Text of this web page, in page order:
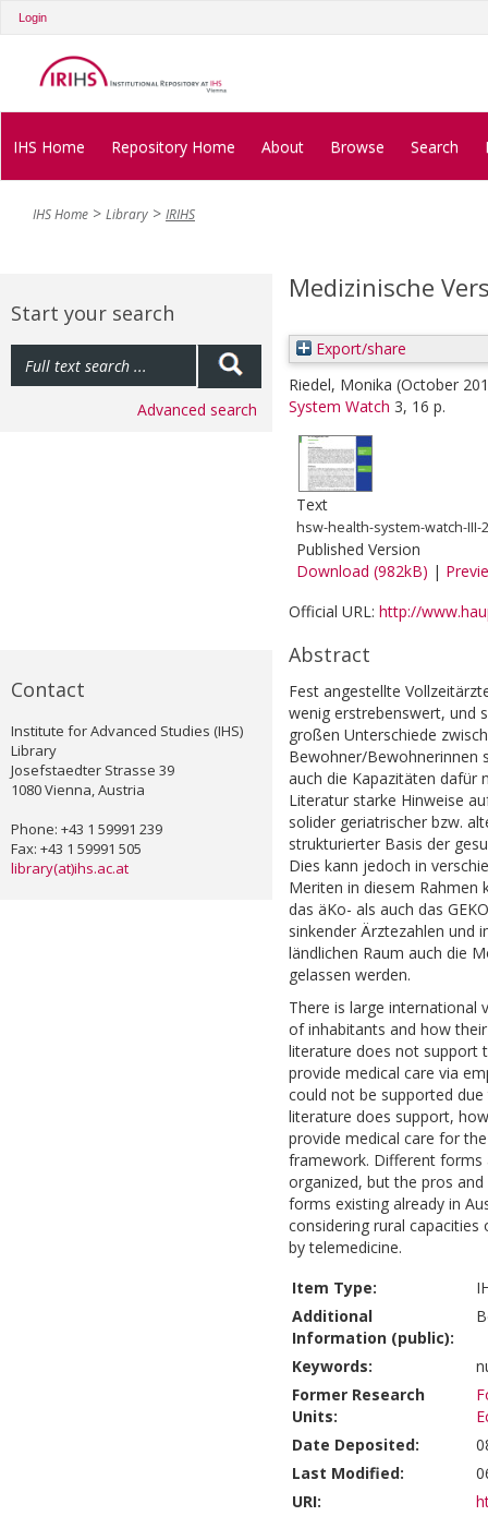
Login
IHS Home Repository Home About Browse Search
IHS Home Library IRIHS
Start your search
Advanced search
Contact
Institute for Advanced Studies (IHS)
Library
Josefstaedter Strasse 39
1080 Vienna, Austria
Phone: +43 1 59991 239
Fax: +43 1 59991 505
library(at)ihs.ac.at
Medizinische
Export/share
Riedel, Monika (October
System Watch 3, 16 p.
Text
hsw-health-system-watch-
Published Version
Download (982kB) |
Official URL: http://
Abstract
Fest angestellte
wenig erstrebenswert, und
großen Unterschiede
Bewohner/Bewohnerinnen
auch die Kapazitäten dafür
Literatur starke Hinweise
solider geriatrischer bzw.
strukturierter Basis der
Dies kann jedoch in
Meriten in diesem Rahmen
das äKo- als auch das
sinkender Ärztezahlen und
ländlichen Raum auch die
gelassen werden.
There is large international
of inhabitants and how
literature does not support
provide medical care via
could not be supported
literature does support,
provide medical care for
framework. Different forms
organized, but the pros
forms existing already in
considering rural
by telemedicine.
Item Type:
Additional
Information (public):
Keywords:
Former Research
Units:
Date Deposited:
Last Modified:
URI: